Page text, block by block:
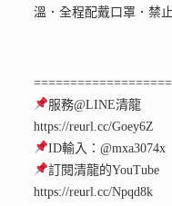
溫．全程配戴口罩．禁
服務@LINE清龍
https://reurl.cc/Goey6Z
ID輸入：@mxa3074x
訂閱清龍的YouTube
https://reurl.cc/Npqd8k